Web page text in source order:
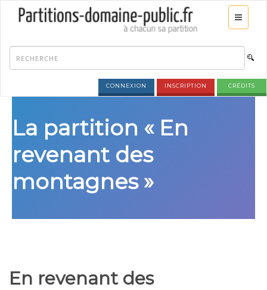
CONNEXION INSCRIPTION CRÉDITS
La partition « En
revenant des
montagnes »
En revenant des